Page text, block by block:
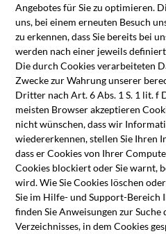
Angebotes für Sie zu optimieren.
uns, bei einem erneuten Besuch
zu erkennen, dass Sie bereits bei
werden nach einer jeweils
Die durch Cookies verarbeiteten
Zwecke zur Wahrung unserer
Dritter nach Art. 6 Abs. 1 S. 1 lit. f
meisten Browser akzeptieren
nicht wünschen, dass wir
wiedererkennen, stellen Sie Ihren
dass er Cookies von Ihrer
Cookies blockiert oder Sie warnt,
wird. Wie Sie Cookies löschen
Sie im Hilfe- und Support-
finden Sie Anweisungen zur Suche
Verzeichnisses, in dem Cookies